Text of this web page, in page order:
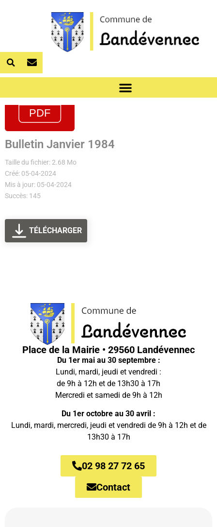
Bulletin Janvier 1984
Taille du fichier: 2.68 Mo
Créé: 05-04-2024
Mis à jour: 05-04-2024
Succès: 145
TÉLÉCHARGER
Place de la Mairie • 29560 Landévennec
Du 1er mai au 30 septembre :
Lundi, mardi, jeudi et vendredi :
de 9h à 12h et de 13h30 à 17h
Mercredi et samedi de 9h à 12h
Du 1er octobre au 30 avril :
Lundi, mardi, mercredi, jeudi et vendredi de 9h à 12h et de
13h30 à 17h
02 98 27 72 65
Contact